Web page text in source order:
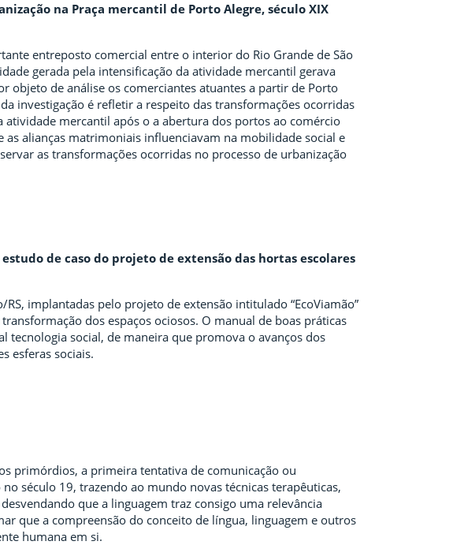
na Praça mercantil de Porto Alegre, século XIX
entreposto comercial entre o interior do Rio Grande de São
gerada pela intensificação da atividade mercantil gerava
de análise os comerciantes atuantes a partir de Porto
investigação é refletir a respeito das transformações ocorridas
atividade mercantil após o a abertura dos portos ao comércio
alianças matrimoniais influenciavam na mobilidade social e
as transformações ocorridas no processo de urbanização
de caso do projeto de extensão das hortas escolares
implantadas pelo projeto de extensão intitulado “EcoViamão”
dos espaços ociosos. O manual de boas práticas
tecnologia social, de maneira que promova o avanços dos
esferas sociais.
primórdios, a primeira tentativa de comunicação ou
século 19, trazendo ao mundo novas técnicas terapêuticas,
que a linguagem traz consigo uma relevância
que a compreensão do conceito de língua, linguagem e outros
humana em si.